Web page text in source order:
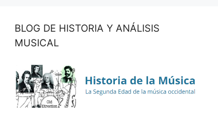
BLOG DE HISTORIA Y ANÁLISIS
MUSICAL